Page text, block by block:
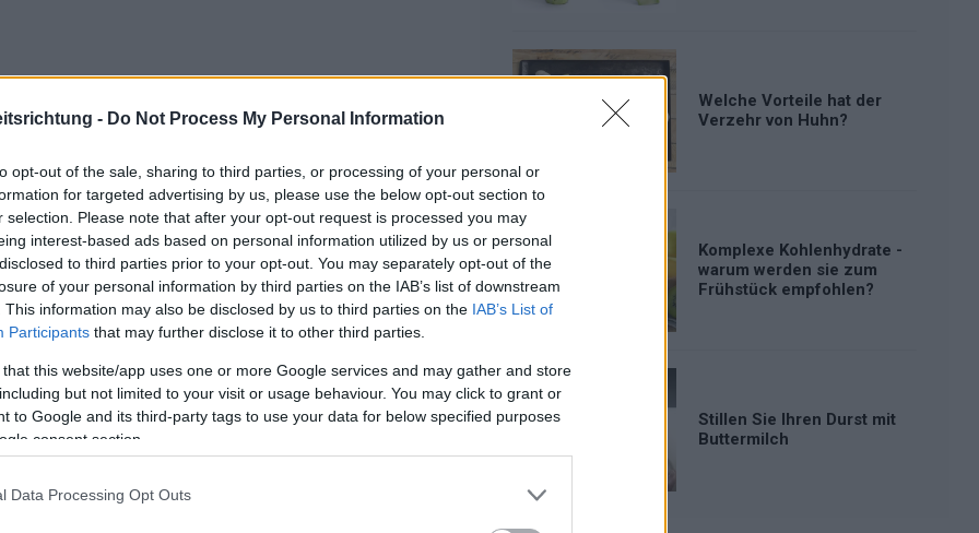
- Do Not Process My Personal Information
opt-out of the sale, sharing to third parties, or processing of your personal or
for targeted advertising by us, please use the below opt-out section to
selection. Please note that after your opt-out request is processed you may
interest-based ads based on personal information utilized by us or personal
to third parties prior to your opt-out. You may separately opt-out of the
of your personal information by third parties on the IAB’s list of downstream
This information may also be disclosed by us to third parties on the IAB’s List of
Participants that may further disclose it to other third parties.
that this website/app uses one or more Google services and may gather and store
but not limited to your visit or usage behaviour. You may click to grant or
to Google and its third-party tags to use your data for below specified purposes
consent section.
Data Processing Opt Outs
gesunder Denkgewohnheiten
Welche Vorteile hat der
Verzehr von Huhn?
Komplexe Kohlenhydrate -
warum werden sie zum
Frühstück empfohlen?
Stillen Sie Ihren Durst mit
Buttermilch